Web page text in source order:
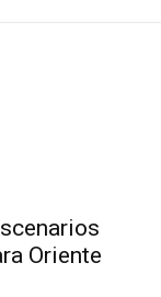
Oriente